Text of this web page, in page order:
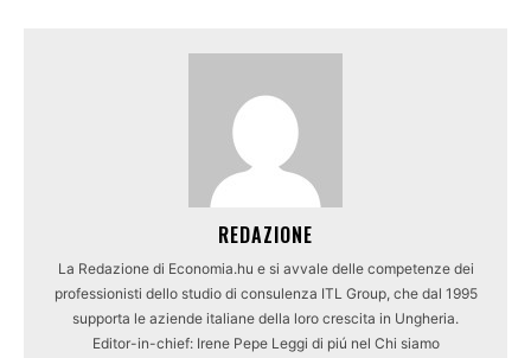
REDAZIONE
La Redazione di Economia.hu e si avvale delle competenze dei
professionisti dello studio di consulenza ITL Group, che dal 1995
supporta le aziende italiane della loro crescita in Ungheria.
Editor-in-chief: Irene Pepe Leggi di piú nel Chi siamo